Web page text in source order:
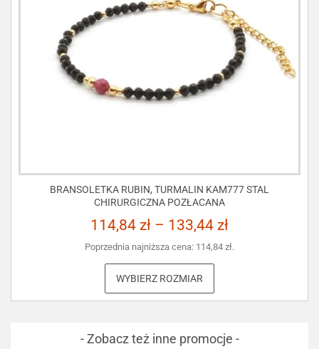
BRANSOLETKA RUBIN, TURMALIN KAM777 STAL
CHIRURGICZNA POZŁACANA
114,84 zł – 133,44 zł
Poprzednia najniższa cena: 114,84 zł.
WYBIERZ ROZMIAR
- Zobacz też inne promocje -